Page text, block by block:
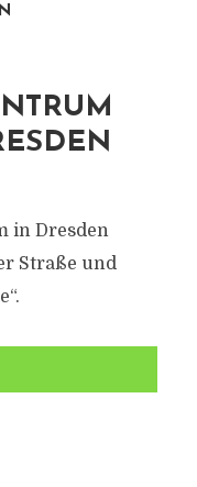
in Dresden
Straße und